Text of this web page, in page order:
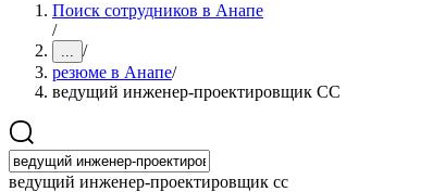
Поиск сотрудников в Анапе
/
... /
резюме в Анапе/
ведущий инженер-проектировщик СС
ведущий инженер-проектировщик сс